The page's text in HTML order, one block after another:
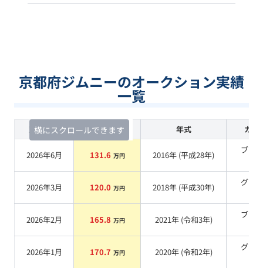
京都府ジムニーのオークション実績
一覧
横にスクロールできます
査定時期 セルカ実績 年式 カラ
2026年6月 131.6 万円 2016年 (平成28年)
ブラ
2026年3月 120.0 万円 2018年 (平成30年)
グリ
2026年2月 165.8 万円 2021年 (令和3年)
ブラ
2026年1月 170.7 万円 2020年 (令和2年)
グリ